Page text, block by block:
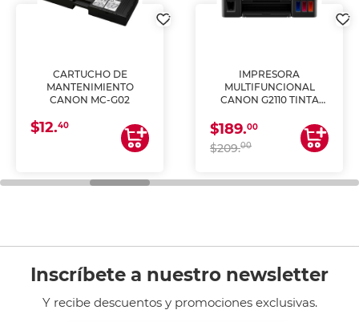
CARTUCHO DE
MANTENIMIENTO
CANON MC-G02
$12.40
IMPRESORA
MULTIFUNCIONAL
CANON G2110 TINTA
$189.00
$209.00
Inscríbete a nuestro newsletter
Y recibe descuentos y promociones exclusivas.